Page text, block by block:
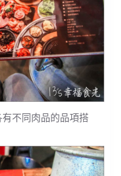
有不同肉品的品項搭